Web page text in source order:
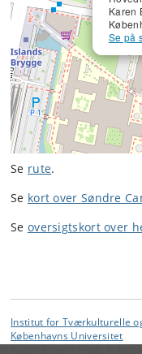
Karen
Se på
Se rute.
Se kort over Søndre
Se oversigtskort over
Institut for Tværkulturelle
Københavns Universitet